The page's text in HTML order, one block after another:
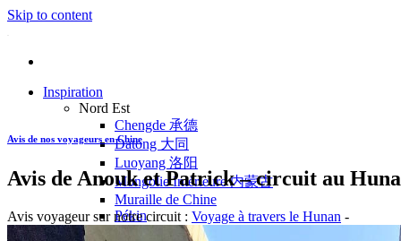
Skip to content
Inspiration
Nord Est
Chengde 承德
Datong 大同
Luoyang 洛阳
Mongolie Intérieure 内蒙古
Muraille de Chine
Pékin
Pingyao 平遥
Avis de nos voyageurs en Chine
Avis de Anouk et Patrick – circuit au
Avis voyageur sur notre circuit : Voyage à travers le Hunan -